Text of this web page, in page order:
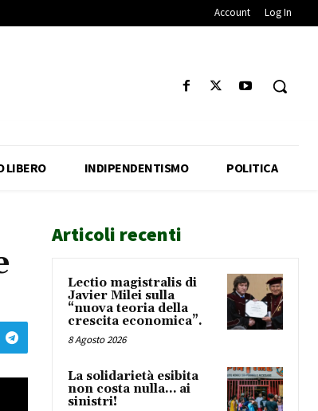
Account Log In
LIBERO INDIPENDENTISMO POLITICA
Articoli recenti
Lectio magistralis di
Javier Milei sulla
“nuova teoria della
crescita economica”.
8 Agosto 2026
La solidarietà esibita
non costa nulla… ai
sinistri!